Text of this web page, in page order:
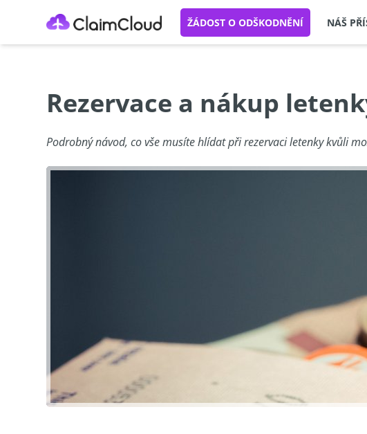
ŽÁDOST O ODŠKODNĚNÍ NÁŠ
Rezervace a nákup
Podrobný návod, co vše musíte hlídat při rezervaci letenky kvůli